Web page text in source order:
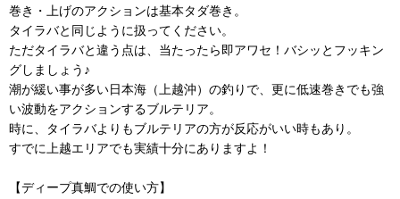
巻き・上げのアクションは基本タダ巻き。
タイラバと同じように扱ってください。
ただタイラバと違う点は、当たったら即アワセ！バシッとフッキン
グしましょう♪
潮が緩い事が多い日本海（上越沖）の釣りで、更に低速巻きでも強
い波動をアクションするブルテリア。
時に、タイラバよりもブルテリアの方が反応がいい時もあり。
すでに上越エリアでも実績十分にありますよ！
【ディープ真鯛での使い方】